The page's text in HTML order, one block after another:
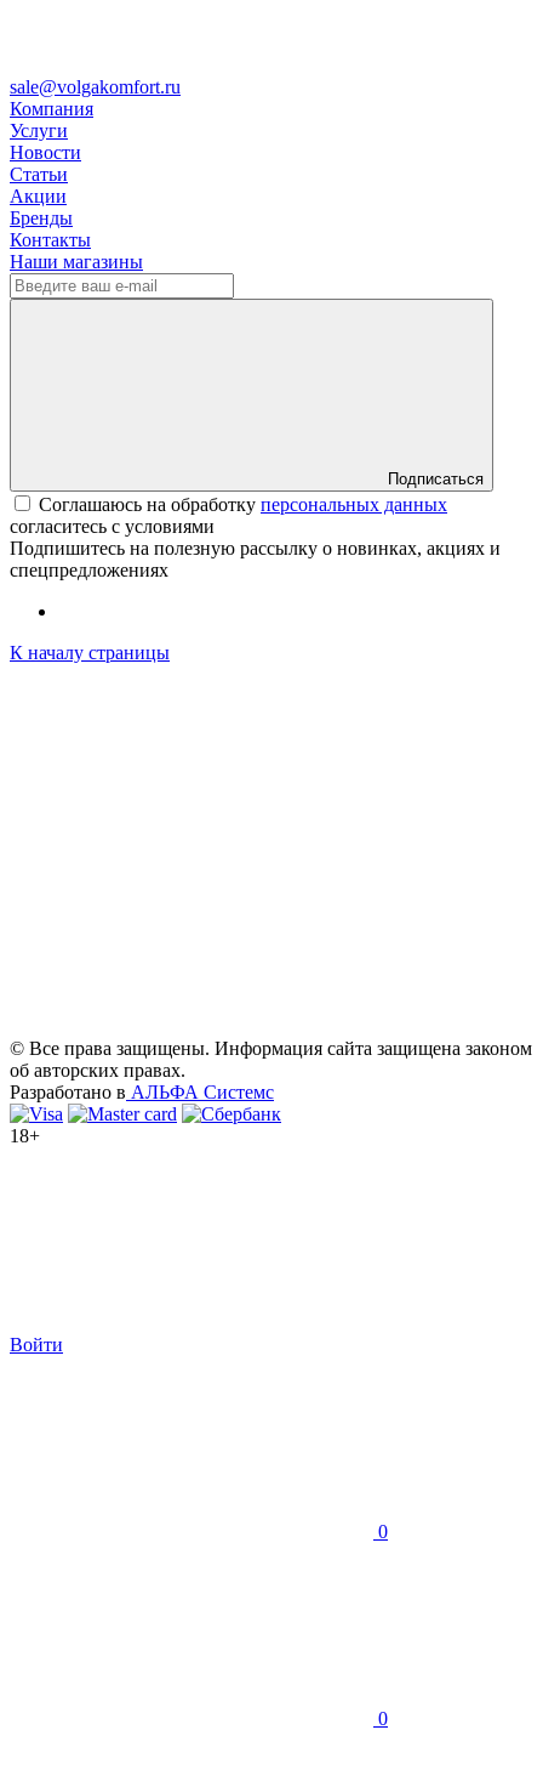
sale@volgakomfort.ru
Компания
Услуги
Новости
Статьи
Акции
Бренды
Контакты
Наши магазины
Подписаться
Соглашаюсь на обработку персональных данных
согласитесь с условиями
Подпишитесь на полезную рассылку о новинках, акциях и
спецпредложениях
К началу страницы
© Все права защищены. Информация сайта защищена законом
об авторских правах.
Разработано в АЛЬФА Системс
18+
Войти
0
0